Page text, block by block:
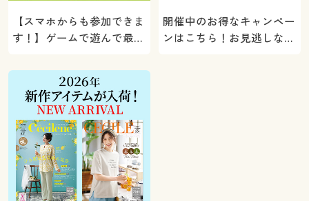
【スマホからも参加できま
す！】ゲームで遊んで最大
ト！
開催中のお得なキャンペー
ンはこちら！お見逃しな